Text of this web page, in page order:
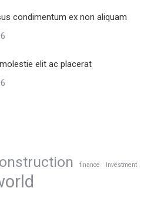
condimentum ex non aliquam
elit ac placerat
finance investment